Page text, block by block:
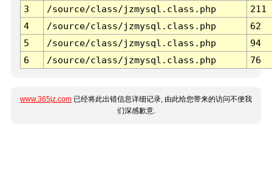
3 /source/class/jzmysql.class.php
211
4
/source/class/jzmysql.class.php
62
5
/source/class/jzmysql.class.php
94
6
/source/class/jzmysql.class.php 76
www.365jz.com 已经将此出错信息详细记录, 由此给您带来的访问不便我
们深感歉意.